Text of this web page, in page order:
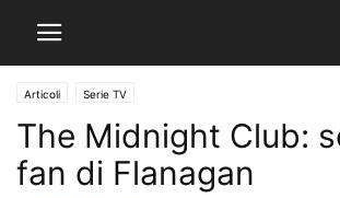
Articoli Serie TV
The Midnight Club:
fan di Flanagan